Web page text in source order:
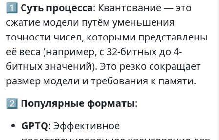
1️⃣ Суть процесса: Квантование — это
сжатие модели путём уменьшения
точности чисел, которыми представлены
её веса (например, с 32-битных до 4-
битных значений). Это резко сокращает
размер модели и требования к памяти.
2️⃣ Популярные форматы:
GPTQ: Эффективное